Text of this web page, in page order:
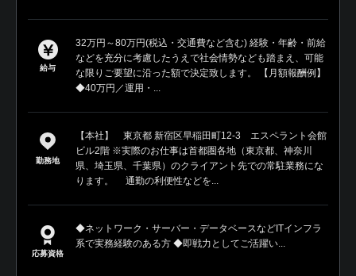
給与
32万円～80万円(税込・交通費など含む) 経験・年齢・前給
などを充分に考慮したうえで社会情勢なども踏まえ、可能
な限りご要望に沿った額で決定致します。 【月額報酬例】
◆40万円／運用・...
勤務地
【本社】 東京都 新宿区早稲田町12-3 エスペラント会館
ビル2階 ※実際のお仕事は首都圏各地（東京都、神奈川
県、埼玉県、千葉県）のクライアント先での常駐業務にな
ります。 通勤の利便性などを...
応募資格
◆ネットワーク・サーバー・データベースなどITインフラ
系で実務経験のある方 ◆即戦力としてご活躍い...